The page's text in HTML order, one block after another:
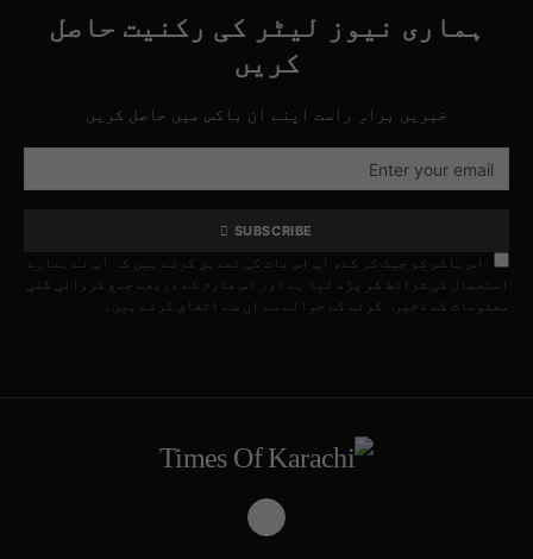
ہماری نیوز لیٹر کی رکنیت حاصل
کریں
خبریں براہِ راست اپنے ان باکس میں حاصل کریں
SUBSCRIBE
اس باکس کو چیک کر کے، آپ اس بات کی تصدیق کرتے ہیں کہ آپ نے ہمارے
استعمال کی شرائط کو پڑھ لیا ہے اور اس فارم کے ذریعے جمع کروائی گئی
معلومات کے ذخیرہ کرنے کے حوالے سے ان سے اتفاق کرتے ہیں۔